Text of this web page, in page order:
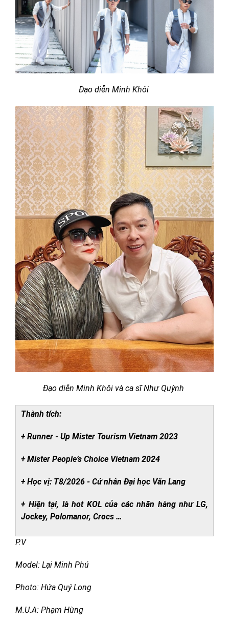
Đạo diễn Minh Khôi
Đạo diễn Minh Khôi và ca sĩ Như Quỳnh
Thành tích:
+ Runner - Up Mister Tourism Vietnam 2023
+ Mister People’s Choice Vietnam 2024
+ Học vị: T8/2026 - Cử nhân Đại học Văn Lang
+ Hiện tại, là hot KOL của các nhãn hàng như LG,
Jockey, Polomanor, Crocs …
P.V
Model: Lại Minh Phú
Photo: Hứa Quý Long
M.U.A: Phạm Hùng